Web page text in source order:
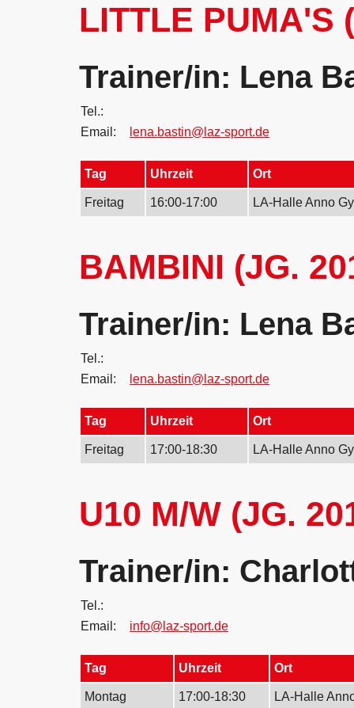
LITTLE PUMA'S
Trainer/in: Lena
Tel.:
Email:
lena.bastin@laz-sport.de
Tag Uhrzeit Ort
Freitag 16:00-17:00 LA-Halle Anno
BAMBINI (JG.
Trainer/in: Lena
Tel.:
Email:
lena.bastin@laz-sport.de
Tag Uhrzeit Ort
Freitag 17:00-18:30 LA-Halle Anno
U10 M/W (JG.
Trainer/in:
Tel.:
Email:
info@laz-sport.de
Tag Uhrzeit Ort
Montag 17:00-18:30 LA-Halle